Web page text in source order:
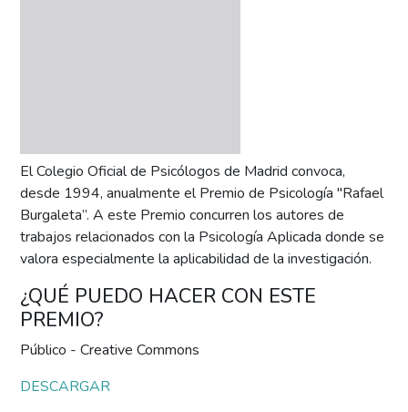
El Colegio Oficial de Psicólogos de Madrid convoca,
desde 1994, anualmente el Premio de Psicología "Rafael
Burgaleta”. A este Premio concurren los autores de
trabajos relacionados con la Psicología Aplicada donde se
valora especialmente la aplicabilidad de la investigación.
¿QUÉ PUEDO HACER CON ESTE
PREMIO?
Público - Creative Commons
DESCARGAR